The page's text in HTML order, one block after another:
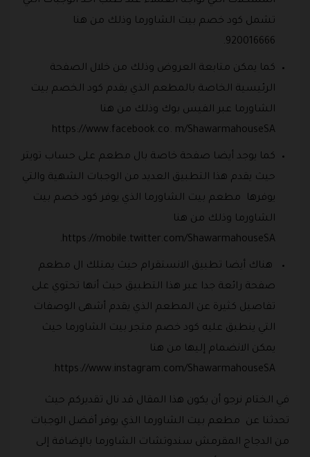
تشمل كود خصم بيت الشاورما وذلك من هنا
920016666.
كما يمكن متابعة العروض وذلك من خلال الصفحة
الرئيسية الخاصة بالمطعم الذي يقدم كود الخصم بيت
الشاورما عبر الفيس بوك وذلك من هنا
https://www.facebook.co. m/ShawarmahouseSA
كما يوجد أيضا صفحة خاصة بال مطعم على حساب تويتر
حيث يقدم هذا التطبيق العديد من الوجبات الشهية والتي
يوفرها مطعم بيت الشاورما الذي يوفر كود خصم بيت
الشاورما وذلك من هنا
https://mobile.twitter.com/ShawarmahouseSA.
هناك أيضا تطبيق الانستقرام حيث يمتلك ال مطعم
صفحة رائعة جدا عبر هذا التطبيق حيث أنها تحتوي على
تفاصيل كثيرة عن المطعم الذي يقدم أشهى الوصفات
التي ينطبق عليه كود خصم متجر بيت الشاورما حيث
يمكن الانضمام إليها من هنا
https://www.instagram.com/ShawarmahouseSA.
في الختام نرجو أن يكون هذا المقال قد نال تقديركم حيث
تحدثنا عن مطعم بيت الشاورما الذي يوفر أفضل الوجبات
من الدجاج المقرمش سندوتشات الشاورما بالإضافة إلى